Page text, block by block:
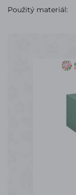
Použitý materiál: